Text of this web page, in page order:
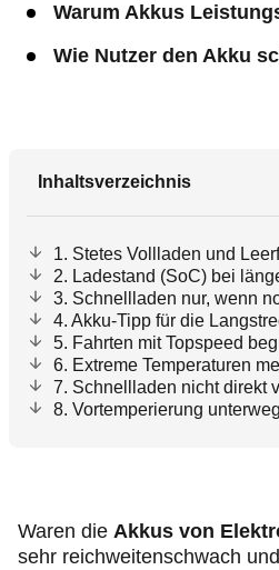
Warum Akkus
Wie Nutzer den Akku
Inhaltsverzeichnis
1. Stetes Vollladen und
2. Ladestand (SoC) bei
3. Schnellladen nur, wenn
4. Akku-Tipp für die
5. Fahrten mit Topspeed
6. Extreme Temperaturen
7. Schnellladen nicht direkt
8. Vortemperierung
Waren die Akkus von
sehr reichweitenschwach